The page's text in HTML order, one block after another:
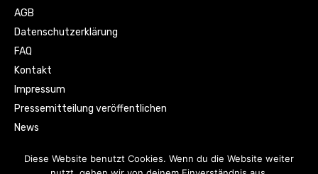
AGB
Datenschutzerklärung
FAQ
Kontakt
Impressum
Pressemitteilung veröffentlichen
News
Diese Website benutzt Cookies. Wenn du die Website weiter